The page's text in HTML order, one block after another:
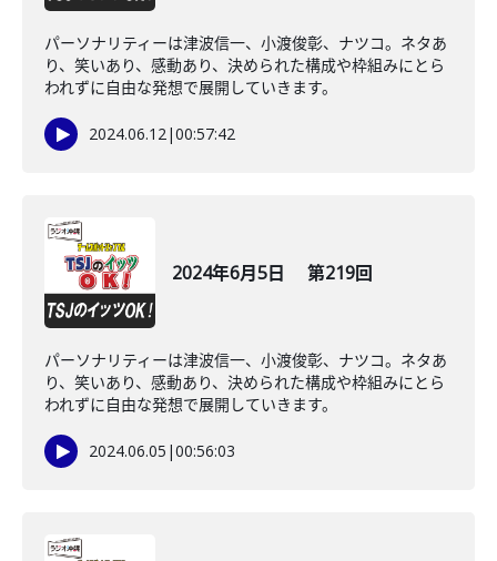
パーソナリティーは津波信一、小渡俊彰、ナツコ。ネタあ
り、笑いあり、感動あり、決められた構成や枠組みにとら
われずに自由な発想で展開していきます。
2024.06.12|00:57:42
2024年6月5日 第219回
パーソナリティーは津波信一、小渡俊彰、ナツコ。ネタあ
り、笑いあり、感動あり、決められた構成や枠組みにとら
われずに自由な発想で展開していきます。
2024.06.05 |00:56:03